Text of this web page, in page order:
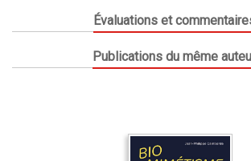
Évaluations et
Publications du même